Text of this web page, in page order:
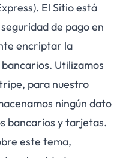
El Sitio está
de pago en
encriptar la
Utilizamos
para nuestro
ningún dato
bancarios y tarjetas.
este tema,